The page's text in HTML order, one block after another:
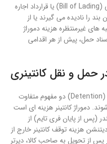
در عمل، فری تایم اغلب در بارنامه دریایی (Bill of Lading) یا قرارداد اجاره
را نادیده می گیرند یا از
های غیرمنتظره هزینه دموراژ
حمل، پیش از هر اقدامی
حمل و نقل کانتینری
دموراژ (Demurrage) و دیتنشن کانتینر (Detention) دو مفهوم متفاوت
دموراژ کانتینر هزینه ای است
(پس از پایان فری تایم) از
هزینه توقف کانتینر خارج از
پس از تحویل به صاحب کالا، دیرتر